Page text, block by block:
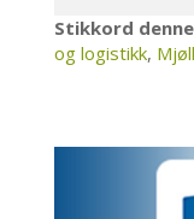
Stikkord
og logistikk,